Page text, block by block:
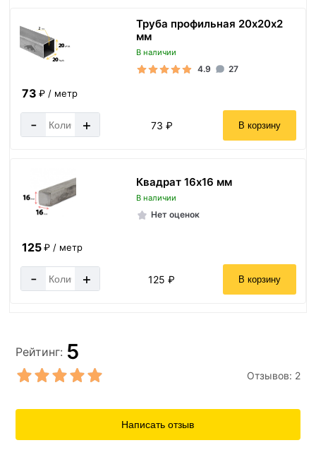
Труба профильная 20х20х2
мм
В наличии
4.9 27
73 ₽ / метр
- + 73 ₽ В корзину
Квадрат 16х16 мм
В наличии
Нет оценок
125₽ / метр
- + 125 ₽ В корзину
Рейтинг: 5
Отзывов: 2
Написать отзыв